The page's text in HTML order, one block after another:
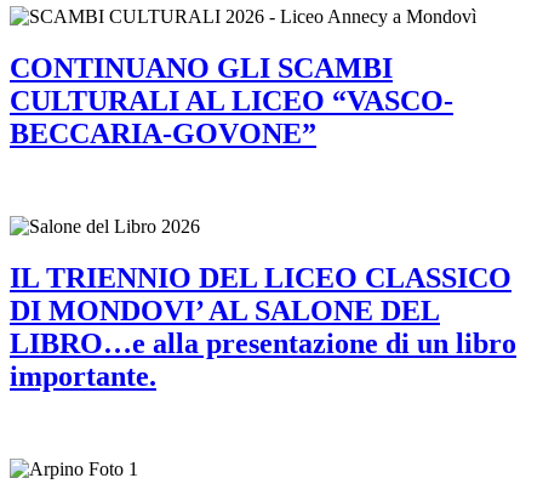
CONTINUANO GLI SCAMBI
CULTURALI AL LICEO “VASCO-
BECCARIA-GOVONE”
IL TRIENNIO DEL LICEO CLASSICO
DI MONDOVI’ AL SALONE DEL
LIBRO…e alla presentazione di un libro
importante.